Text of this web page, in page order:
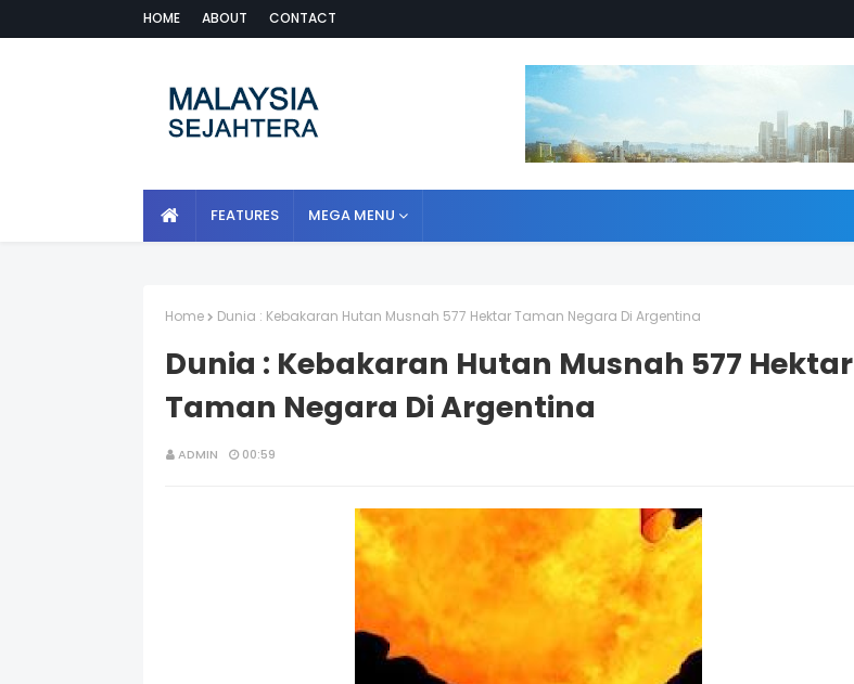
HOME ABOUT CONTACT
FEATURES MEGA MENU
Home Dunia : Kebakaran Hutan Musnah 577 Hektar Taman Negara Di Argentina
Dunia : Kebakaran Hutan Musnah 577 Hektar
Taman Negara Di Argentina
ADMIN 00:59